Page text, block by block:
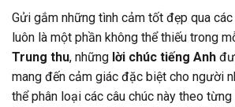
Gửi gắm những tình cảm tốt đẹp qua
luôn là một phần không thể thiếu trong
Trung thu, những lời chúc tiếng Anh
mang đến cảm giác đặc biệt cho người
thể phân loại các câu chúc này theo